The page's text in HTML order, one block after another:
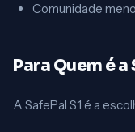
Comunidade
Para Quem é a
A SafePal S1 é a